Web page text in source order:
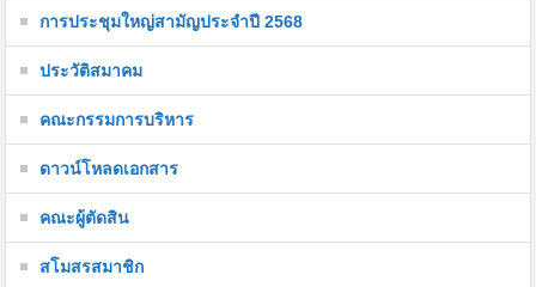
การประชุมใหญ่สามัญประจำปี 2568
ประวัติสมาคม
คณะกรรมการบริหาร
ดาวน์โหลดเอกสาร
คณะผู้ตัดสิน
สโมสรสมาชิก